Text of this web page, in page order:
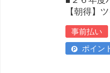
【朝得】
事前払い
ポイン